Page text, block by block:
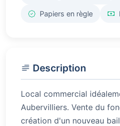
Papiers en règle
Description
Local commercial
Aubervilliers. Vente du
création d'un nouveau